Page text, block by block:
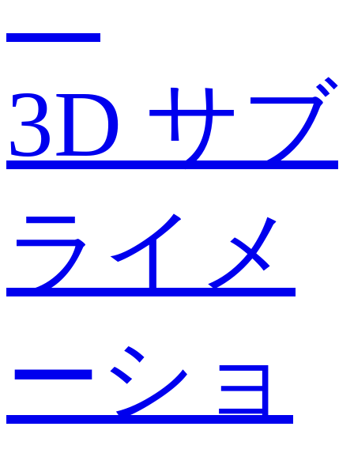
3D サブ
ライメ
ーショ